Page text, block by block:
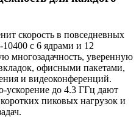
скорость в повседневных
10400 с 6 ядрами и 12
многозадачность, уверенную
офисными пакетами,
и видеоконференций.
ускорение до 4.3 ГГц дают
пиковых нагрузок и